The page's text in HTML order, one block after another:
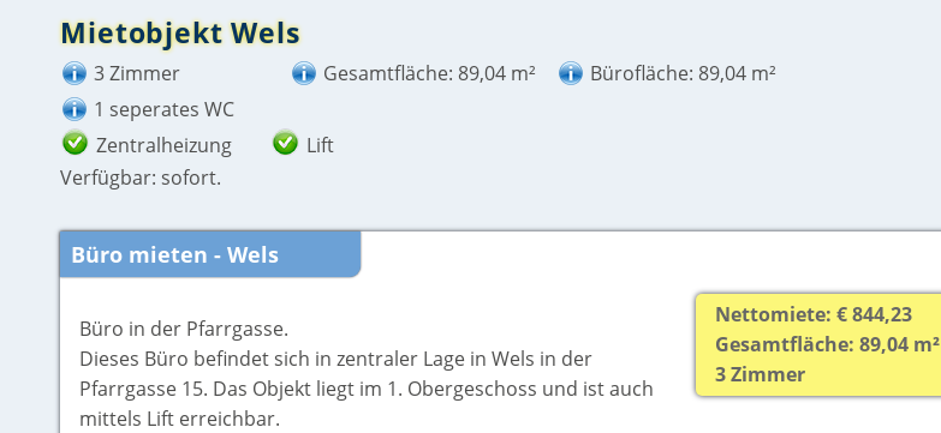
Mietobjekt Wels
3 Zimmer Gesamtfläche: 89,04 m²
Bürofläche: 89,04 m²
1 seperates WC
Zentralheizung
Lift
Verfügbar: sofort.
Büro mieten - Wels
Nettomiete: € 844,23
Gesamtfläche: 89,04 m²
3 Zimmer
Büro in der Pfarrgasse.
Dieses Büro befindet sich in zentraler Lage in Wels in der
Pfarrgasse 15. Das Objekt liegt im 1. Obergeschoss und ist auch
mittels Lift erreichbar.